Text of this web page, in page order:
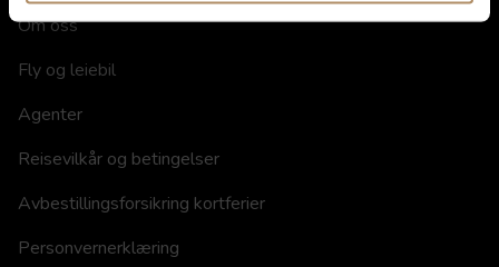
Om oss
Fly og leiebil
Agenter
Reisevilkår og betingelser
Avbestillingsforsikring kortferier
Personvernerklæring